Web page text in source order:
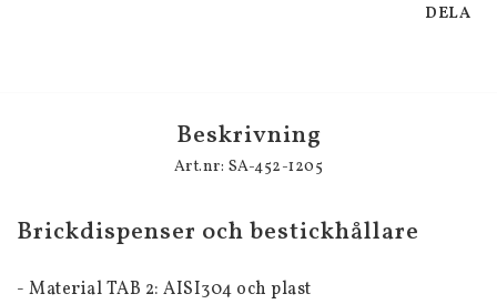
DELA
Beskrivning
Art.nr: SA-452-1205
Brickdispenser och bestickhållare
- Material TAB 2: AISI304 och plast